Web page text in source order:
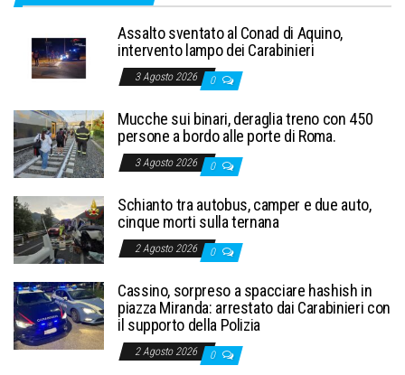
Assalto sventato al Conad di Aquino,
intervento lampo dei Carabinieri
3 Agosto 2026 0
Mucche sui binari, deraglia treno con 450
persone a bordo alle porte di Roma.
3 Agosto 2026 0
Schianto tra autobus, camper e due auto,
cinque morti sulla ternana
2 Agosto 2026 0
Cassino, sorpreso a spacciare hashish in
piazza Miranda: arrestato dai Carabinieri con
il supporto della Polizia
2 Agosto 2026 0